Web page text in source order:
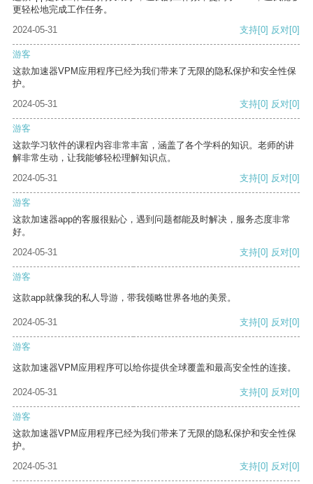
更轻松地完成工作任务。
2024-05-31
支持[0] 反对[0]
游客
这款加速器VPM应用程序已经为我们带来了无限的隐私保护和安全性保
护。
2024-05-31
支持[0] 反对[0]
游客
这款学习软件的课程内容非常丰富，涵盖了各个学科的知识。老师的讲
解非常生动，让我能够轻松理解知识点。
2024-05-31
支持[0] 反对[0]
游客
这款加速器app的客服很贴心，遇到问题都能及时解决，服务态度非常
好。
2024-05-31
支持[0] 反对[0]
游客
这款app就像我的私人导游，带我领略世界各地的美景。
2024-05-31 支持[0] 反对[0]
游客
这款加速器VPM应用程序可以给你提供全球覆盖和最高安全性的连接。
2024-05-31 支持[0] 反对[0]
游客
这款加速器VPM应用程序已经为我们带来了无限的隐私保护和安全性保
护。
2024-05-31
支持[0] 反对[0]